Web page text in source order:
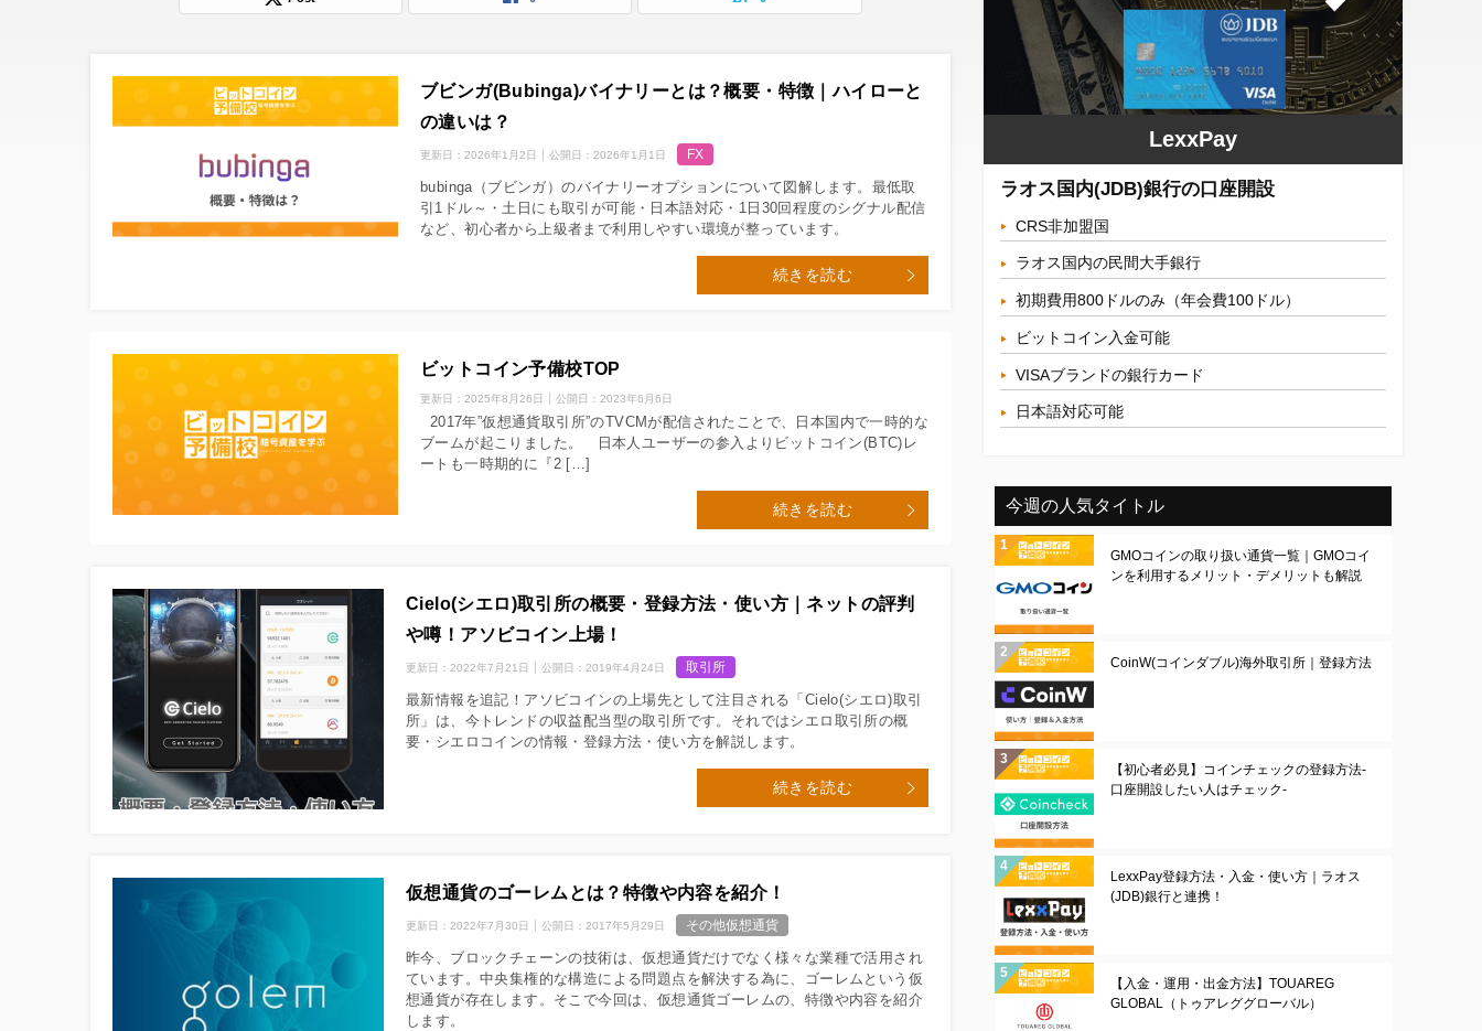
ブビンガ(Bubinga)バイナリーとは？概要・特徴｜ハイローと
の違いは？
更新日： 2026年1月2日 公開日： 2026年1月1日 FX
bubinga（ブビンガ）のバイナリーオプションについて図解します。最低取
引1ドル～・土日にも取引が可能・日本語対応・1日30回程度のシグナル配信
など、初心者から上級者まで利用しやすい環境が整っています。
続きを読む
ビットコイン予備校TOP
更新日： 2025年8月26日 公開日： 2023年6月6日
2017年”仮想通貨取引所”のTVCMが配信されたことで、日本国内で一時的な
ブームが起こりました。 日本人ユーザーの参入よりビットコイン(BTC)レ
ートも一時期的に『2 […]
続きを読む
Cielo(シエロ)取引所の概要・登録方法・使い方｜ネットの評判
や噂！アソビコイン上場！
更新日： 2022年7月21日 公開日： 2019年4月24日 取引所
最新情報を追記！アソビコインの上場先として注目される「Cielo(シエロ)取引
所」は、今トレンドの収益配当型の取引所です。それではシエロ取引所の概
要・シエロコインの情報・登録方法・使い方を解説します。
続きを読む
仮想通貨のゴーレムとは？特徴や内容を紹介！
更新日： 2022年7月30日 公開日： 2017年5月29日 その他仮想通貨
昨今、ブロックチェーンの技術は、仮想通貨だけでなく様々な業種で活用され
ています。中央集権的な構造による問題点を解決する為に、ゴーレムという仮
想通貨が存在します。そこで今回は、仮想通貨ゴーレムの、特徴や内容を紹介
します。
LexxPay
ラオス国内(JDB)銀行の口座開設
CRS非加盟国
ラオス国内の民間大手銀行
初期費用800ドルのみ（年会費100ドル）
ビットコイン入金可能
VISAブランドの銀行カード
日本語対応可能
今週の人気タイトル
GMOコインの取り扱い通貨一覧｜GMOコイ
ンを利用するメリット・デメリットも解説
CoinW(コインダブル)海外取引所｜登録方法
【初心者必見】コインチェックの登録方法-
口座開設したい人はチェック-
LexxPay登録方法・入金・使い方｜ラオス
(JDB)銀行と連携！
【入金・運用・出金方法】TOUAREG
GLOBAL（トゥアレググローバル）